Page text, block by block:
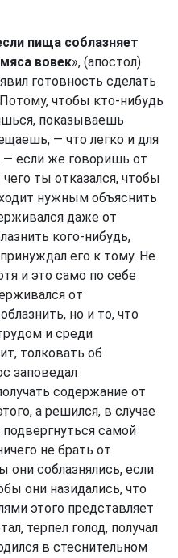
пища соблазняет
вовек», (апостол)
готовность сделать
чтобы кто-нибудь
показываешь
— что легко и для
— если же говоришь от
ты отказался, чтобы
нужным объяснить
даже от
кого-нибудь,
его к тому. Не
и это само по себе
от
но и то, что
и среди
толковать об
заповедал
содержание от
а решился, в случае
самой
не брать от
они соблазнялись, если
они назидались, что
этого представляет
терпел голод, получал
в стеснительном